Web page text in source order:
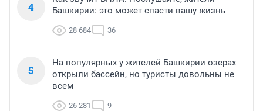
4
Башкирии: это может спасти вашу жизнь
28 684 36
5
На популярных у жителей Башкирии озерах
открыли бассейн, но туристы довольны не
всем
26 281 9